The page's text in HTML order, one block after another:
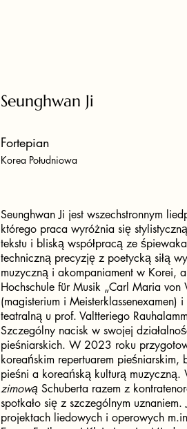
Seunghwan Ji
Fortepian
Korea Południowa
Seunghwan Ji jest wszechstronnym
którego praca wyróżnia się
tekstu i bliską współpracą ze
techniczną precyzję z poetycką siłą
muzyczną i akompaniament w
Hochschule für Musik „Carl Maria
(magisterium i
teatralną u prof. Valtteriego
Szczególny nacisk w swojej
pieśniarskich. W 2023 roku
koreańskim repertuarem
pieśni a koreańską kulturą muzyczną.
zimową Schuberta razem z
spotkało się z szczególnym
projektach liedowych i operowych